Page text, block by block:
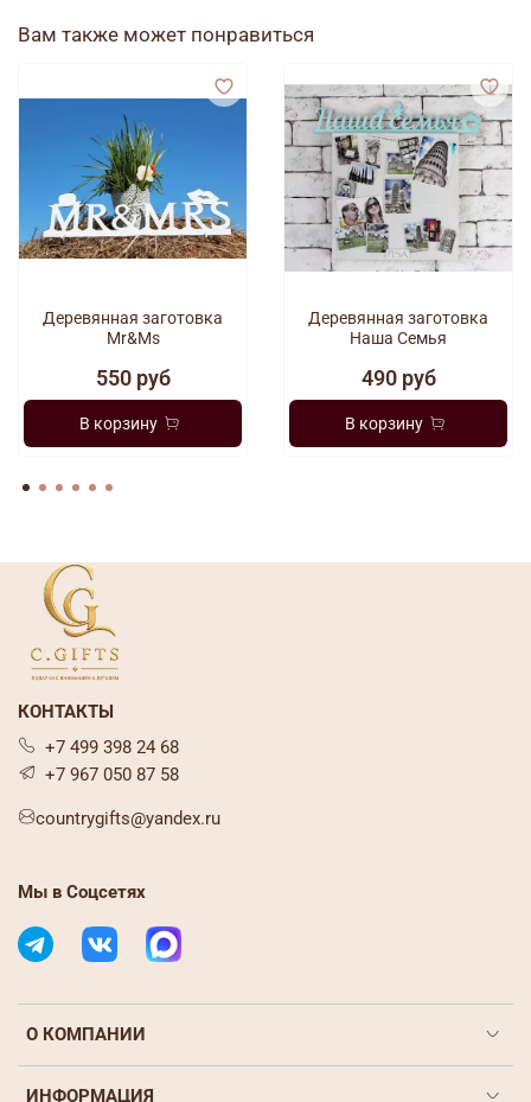
Вам также может понравиться
Деревянная заготовка
Mr&Ms
550 руб
В корзину
Деревянная заготовка
Наша Семья
490 руб
В корзину
О КОМПАНИИ
ИНФОРМАЦИЯ
КОНТАКТЫ
+7 499 398 24 68
+7 967 050 87 58
countrygifts@yandex.ru
Мы в Соцсетях